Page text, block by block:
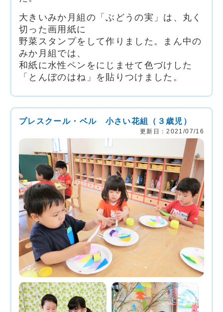
大きいみか月組の「ぶどうの実」は、丸く
切った画用紙に
野菜スタンプをして作りました。
まん中の
みか月組では、
和紙に水性ペンをにじませて色づけした
「とんぼのはね」を貼りつけました。
プレスクール・ベル 小さい花組（３歳児）
更新日：2021/07/16